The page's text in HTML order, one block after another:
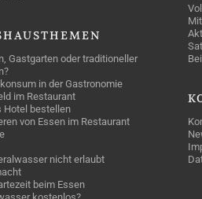
Gastgarten oder traditioneller
in der Gastronomie
im Restaurant
Hotel bestellen
von Essen im Restaurant
nicht erlaubt
beim Essen